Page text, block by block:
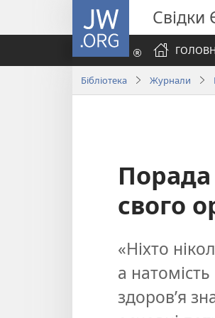
JW.ORG Свідки
Бібліотека Журнали
свого
«Ніхто
а
здоров’я